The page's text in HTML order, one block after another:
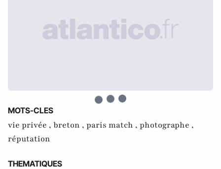
MOTS-CLES
vie privée , breton , paris match , photographe ,
réputation
THEMATIQUES